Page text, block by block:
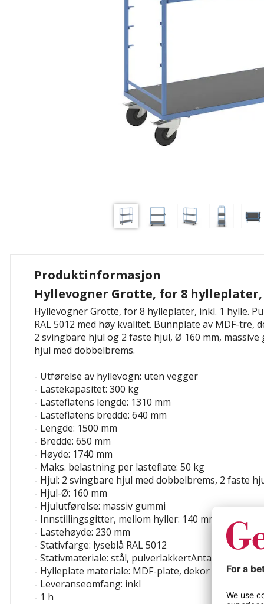
Produktinformasjon
Hyllevogner Grotte, for 8
Hyllevogner Grotte, for 8 hylleplater, inkl. 1 hylle.
RAL 5012 med høy kvalitet. Bunnplate av MDF-tre,
2 svingbare hjul og 2 faste hjul, Ø 160 mm, massive
hjul med dobbelbrems.
- Utførelse av hyllevogn: uten vegger
- Lastekapasitet: 300 kg
- Lasteflatens lengde: 1310 mm
- Lasteflatens bredde: 640 mm
- Lengde: 1500 mm
- Bredde: 650 mm
- Høyde: 1740 mm
- Maks. belastning per lasteflate: 50 kg
- Hjul: 2 svingbare hjul med dobbelbrems, 2 faste
- Hjul-Ø: 160 mm
- Hjulutførelse: massiv gummi
- Innstillingsgitter, mellom hyller: 140 mm
- Lastehøyde: 230 mm
- Stativfarge: lyseblå RAL 5012
- Stativmateriale: stål, pulverlakkertAntall hyller: 1 stk
- Hylleplate materiale: MDF-plate, dekor lakkert
- Leveranseomfang: inkl
- 1 h